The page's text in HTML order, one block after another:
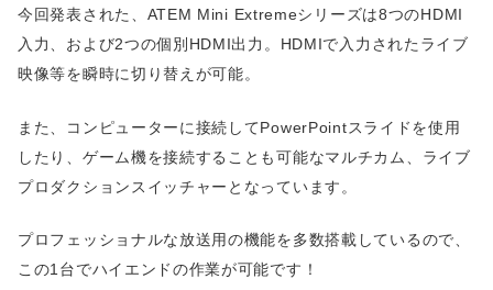
今回発表された、ATEM Mini Extremeシリーズは8つのHDMI
入力、および2つの個別HDMI出力。HDMIで入力されたライブ
映像等を瞬時に切り替えが可能。
また、コンピューターに接続してPowerPointスライドを使用
したり、ゲーム機を接続することも可能なマルチカム、ライブ
プロダクションスイッチャーとなっています。
プロフェッショナルな放送用の機能を多数搭載しているので、
この1台でハイエンドの作業が可能です！